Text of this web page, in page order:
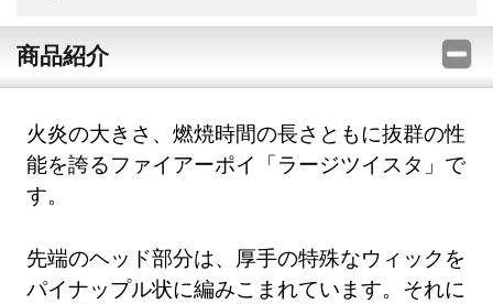
商品紹介
火炎の大きさ、燃焼時間の長さともに抜群の性
能を誇るファイアーポイ「ラージツイスタ」で
す。
先端のヘッド部分は、厚手の特殊なウィックを
パイナップル状に編みこまれています。それに